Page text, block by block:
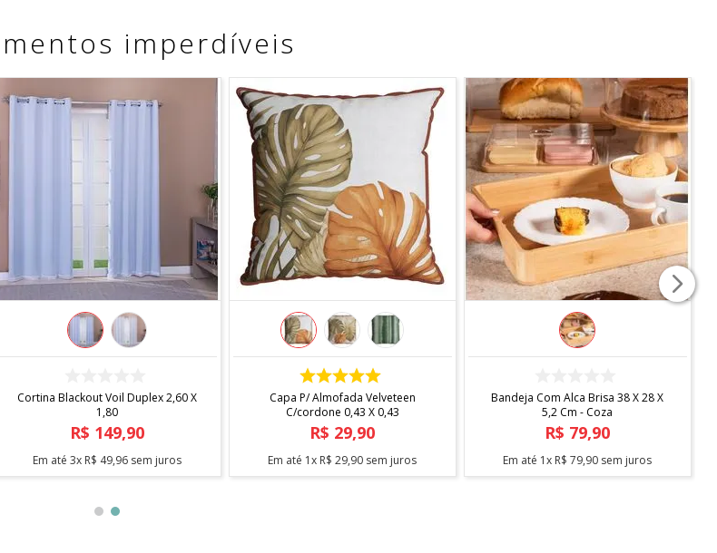
imperdíveis
Cortina Blackout Voil Duplex 2,60 X
1,80
R$ 149,90
Em até 3x R$ 49,96sem juros
COMPRAR
Capa P/ Almofada Velveteen
C/cordone 0,43 X 0,43
R$ 29,90
Em até 1x R$ 29,90 sem juros
Bandeja Com Alca Brisa 38 X 28 X
5,2 Cm - Coza
R$ 79,90
Em até 1x R$ 79,90 sem juros